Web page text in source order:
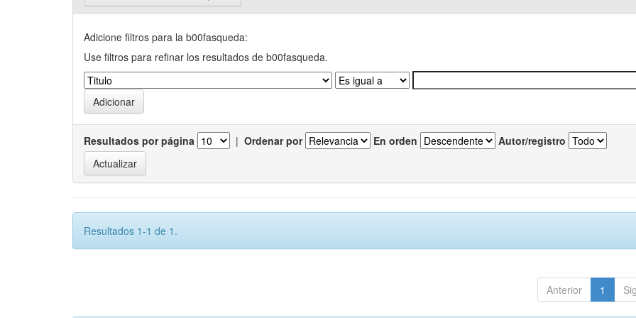
Adicione filtros para la b00fasqueda:
Use filtros para refinar los resultados de b00fasqueda.
Resultados por página | Ordenar por En orden Autor/registro
Resultados 1-1 de 1.
Anterior 1